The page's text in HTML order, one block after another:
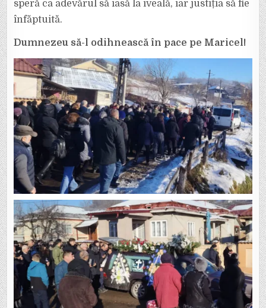
speră ca adevărul să iasă la iveală, iar justiția să fie
înfăptuită.
Dumnezeu să-l odihnească în pace pe Maricel!